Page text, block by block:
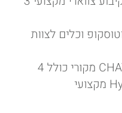
וכלים לצוות
הידרוקולטור CHATTANOOGA מקורי כולל 4
כריות חימום – Hydrocollator מקצועי